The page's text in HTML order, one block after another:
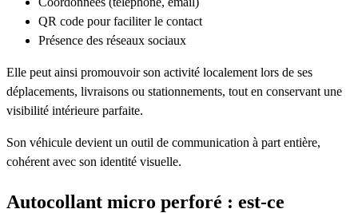
QR code pour faciliter le contact
Présence des réseaux sociaux
Elle peut ainsi promouvoir son activité localement lors de ses
déplacements, livraisons ou stationnements, tout en conservant une
visibilité intérieure parfaite.
Son véhicule devient un outil de communication à part entière,
cohérent avec son identité visuelle.
Autocollant micro perforé : est-ce